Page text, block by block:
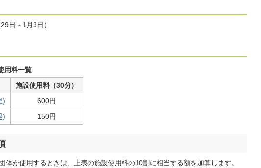
日～1月3日）
用料一覧
施設使用料（30分）
)
600円
)
150円
体が使用するときは、上表の施設使用料の10割に相当する額を加算します。